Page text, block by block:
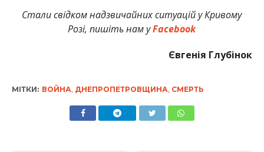
Стали свідком надзвичайних ситуацій у Кривому
Розі, пишіть нам уFacebook
Євгенія Глубінок
МІТКИ: ВОЙНА ДНЕПРОПЕТРОВЩИНА СМЕРТЬ